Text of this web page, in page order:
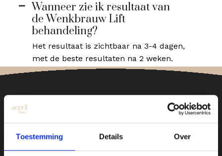
Toestemming Details Over
A
Wanneer zie ik resultaat van
de Wenkbrauw Lift
behandeling?
Het resultaat is zichtbaar na 3-4 dagen,
met de beste resultaten na 2 weken.